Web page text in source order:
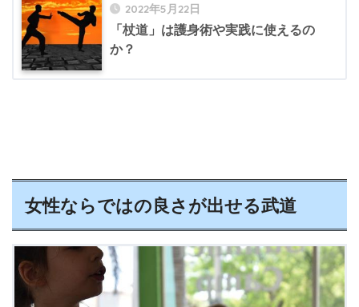
2022年5月22日
「杖道」は護身術や実践に使えるの
か？
女性ならではの良さが出せる武道